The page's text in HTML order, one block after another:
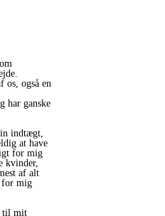
os, også en
har ganske
indtægt,
at have
for mig
kvinder,
af alt
for mig
til mit